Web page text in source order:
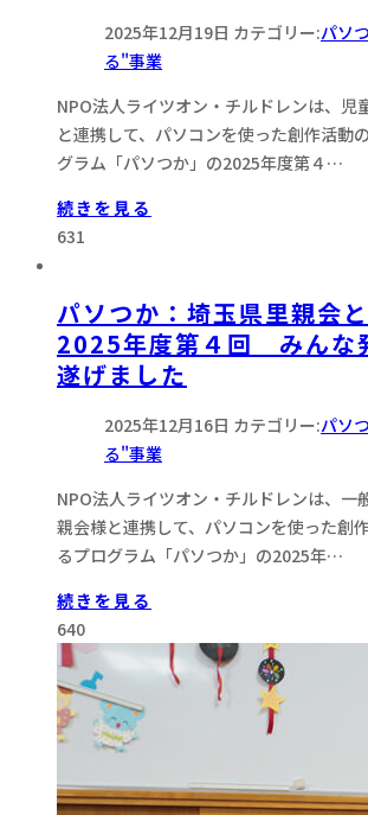
2025年12月19日 カテゴリー:パソ
る"事業
NPO法人ライツオン・チルドレンは、児
と連携して、パソコンを使った創作活動
グラム「パソつか」の2025年度第４…
続きを見る
631
パソつか：埼玉県里親会
2025年度第４回 みんな
遂げました
2025年12月16日 カテゴリー:パソ
る"事業
NPO法人ライツオン・チルドレンは、一
親会様と連携して、パソコンを使った創
るプログラム「パソつか」の2025年…
続きを見る
640